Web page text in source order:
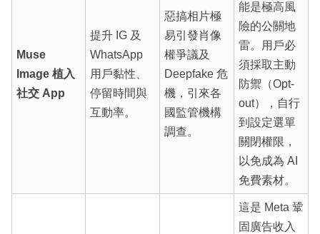
Muse
Image 植入
社交 App
提升 IG 及
WhatsApp
用戶黏性、
停留時間與
互動率。
惡搞相片極
易引發肖像
權爭議及
Deepfake 危
機，引來各
國監管機構
調查。
能是極高風
險的公關地
雷。用戶必
須採取主動
防禦（Opt-
out），自行
到設定選單
關閉權限，
以免成為 AI
免費素材。
這是 Meta 鞏
固廣告收入